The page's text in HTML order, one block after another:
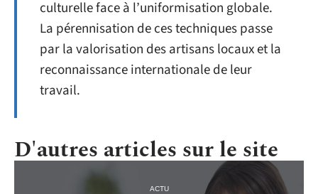
culturelle face à l’uniformisation globale.
La pérennisation de ces techniques passe
par la valorisation des artisans locaux et la
reconnaissance internationale de leur
travail.
D'autres articles sur le site
ACTU